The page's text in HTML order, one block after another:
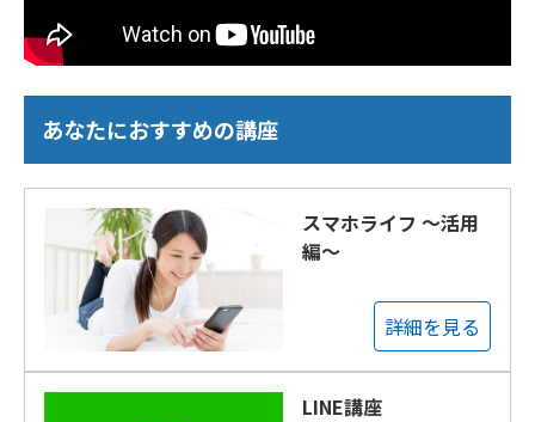
あなたにおすすめの講座
スマホライフ ～活用
編～
詳細を見る
LINE講座